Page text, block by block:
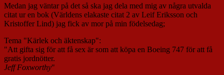
Medan jag väntar på det så ska jag dela med mig av några utvalda
citat ur en bok (Världens elakaste citat 2 av Leif Eriksson och
Kristoffer Lind) jag fick av mor på min födelsedag;
Tema "Kärlek och äktenskap":
"Att gifta sig för att få sex är som att köpa en Boeing 747 för att få
gratis jordnötter.
Jeff Foxworthy"